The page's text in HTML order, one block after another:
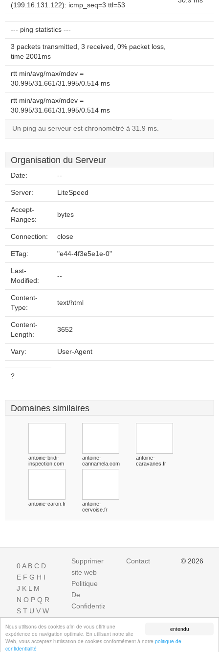
entendu
Nous utilisons des cookies afin de vous offrir une
expérience de navigation optimale. En utilisant notre site
Web, vous acceptez l'utilisation de cookies conformément à notre politique de
confidentialité
(199.16.131.122): icmp_seq=3 ttl=53
--- ping statistics ---
3 packets transmitted, 3 received, 0% packet loss,
time 2001ms
rtt min/avg/max/mdev =
30.995/31.661/31.995/0.514 ms
rtt min/avg/max/mdev =
30.995/31.661/31.995/0.514 ms
Un ping au serveur est chronométré à 31.9 ms.
Organisation du Serveur
Date: --
Server: LiteSpeed
Accept-
Ranges:
bytes
Connection: close
ETag: "e44-4f3e5e1e-0"
Last-
Modified:
--
Content-
Type:
text/html
Content-
Length:
3652
Vary: User-Agent
?
Domaines similaires
antoine-bridi-
inspection.com
antoine-
cannamela.com
antoine-
caravanes.fr
antoine-caron.fr
antoine-
cervoise.fr
0A B C D
E F G H I
J K L M
N O P Q R
S T U V W
Supprimer
site web
Politique
De
Confidentialite
Contact © 2026